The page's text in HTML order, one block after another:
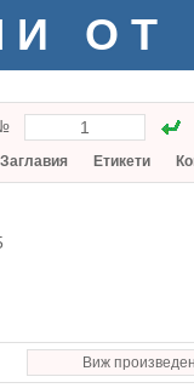
ОТ
Заглавия Етикети
Виж